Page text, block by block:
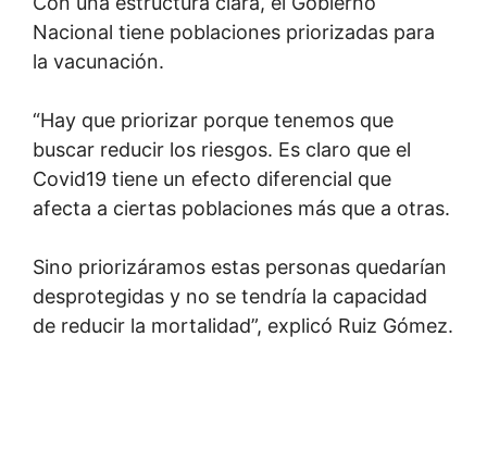
Nacional tiene poblaciones priorizadas para
la vacunación.
“Hay que priorizar porque tenemos que
buscar reducir los riesgos. Es claro que el
Covid19 tiene un efecto diferencial que
afecta a ciertas poblaciones más que a otras.
Sino priorizáramos estas personas quedarían
desprotegidas y no se tendría la capacidad
de reducir la mortalidad”, explicó Ruiz Gómez.